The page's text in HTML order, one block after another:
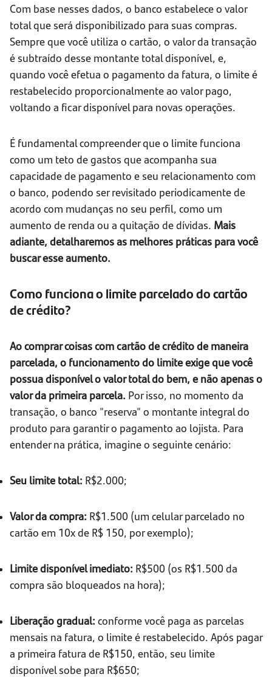
Com base nesses dados, o banco estabelece o valor
total que será disponibilizado para suas compras.
Sempre que você utiliza o cartão, o valor da transação
é subtraído desse montante total disponível, e,
quando você efetua o pagamento da fatura, o limite é
restabelecido proporcionalmente ao valor pago,
voltando a ficar disponível para novas operações.
É fundamental compreender que o limite funciona
como um teto de gastos que acompanha sua
capacidade de pagamento e seu relacionamento com
o banco, podendo ser revisitado periodicamente de
acordo com mudanças no seu perfil, como um
aumento de renda ou a quitação de dívidas. Mais
adiante, detalharemos as melhores práticas para você
buscar esse aumento.
Como funciona o limite parcelado do cartão
de crédito?
Ao comprar coisas com cartão de crédito de maneira
parcelada, o funcionamento do limite exige que você
possua disponível o valor total do bem, e não apenas o
valor da primeira parcela. Por isso, no momento da
transação, o banco "reserva" o montante integral do
produto para garantir o pagamento ao lojista. Para
entender na prática, imagine o seguinte cenário:
Seu limite total: R$2.000;
Valor da compra: R$1.500 (um celular parcelado no
cartão em 10x de R$ 150, por exemplo);
Limite disponível imediato: R$500 (os R$1.500 da
compra são bloqueados na hora);
Liberação gradual: conforme você paga as parcelas
mensais na fatura, o limite é restabelecido. Após pagar
a primeira fatura de R$150, então, seu limite
disponível sobe para R$650;